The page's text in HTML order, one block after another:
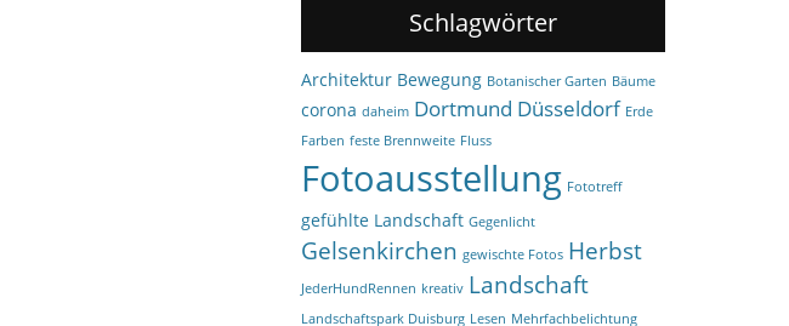
Schlagwörter
Architektur Bewegung Botanischer Garten Bäume
corona daheim Dortmund Düsseldorf Erde
Farben feste Brennweite Fluss
Fotoausstellung Fototreff
gefühlte Landschaft Gegenlicht
Gelsenkirchen gewischte Fotos Herbst
JederHundRennen kreativ Landschaft
Landschaftspark Duisburg Lesen Mehrfachbelichtung